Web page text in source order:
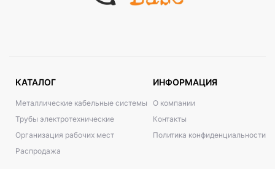
КАТАЛОГ
Металлические кабельные системы
Трубы электротехнические
Организация рабочих мест
Распродажа
ИНФОРМАЦИЯ
О компании
Контакты
Политика конфиденциальности